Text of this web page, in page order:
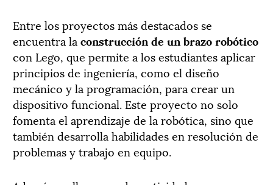
Entre los proyectos más destacados se
encuentra la construcción de un brazo robótico
con Lego, que permite a los estudiantes aplicar
principios de ingeniería, como el diseño
mecánico y la programación, para crear un
dispositivo funcional. Este proyecto no solo
fomenta el aprendizaje de la robótica, sino que
también desarrolla habilidades en resolución de
problemas y trabajo en equipo.